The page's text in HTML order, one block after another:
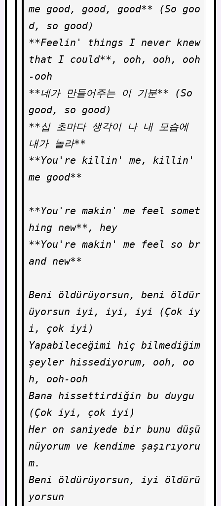
me good, good, good** (So goo
d, so good)
**Feelin' things I nеver knew
that I could**, ooh, ooh, ooh
-ooh
**네가 만들어주는 이 기분** (So
good, so good)
**십 초마다 생각이 나 내 모습에
내가 놀라**
**You're killin' mе, killin'
me good**
**You're makin' me feel somet
hing new**, hey
**You're makin' me feel so br
and new**
Beni öldürüyorsun, beni öldür
üyorsun iyi, iyi, iyi (Çok iy
i, çok iyi)
Yapabileceğimi hiç bilmediğim
şeyler hissediyorum, ooh, oo
h, ooh-ooh
Bana hissettirdiğin bu duygu
(Çok iyi, çok iyi)
Her on saniyede bir bunu düşü
nüyorum ve kendime şaşırıyoru
m.
Beni öldürüyorsun, iyi öldürü
yorsun